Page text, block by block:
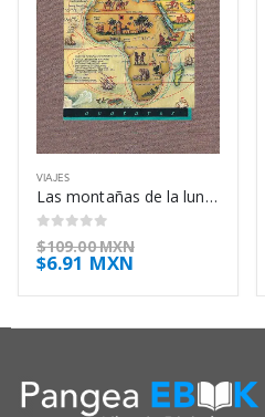
VIAJES
Las montañas de la luna – Richard Francis, Sir Burton
0out of 5
$109.00 MXN
$6.91 MXN